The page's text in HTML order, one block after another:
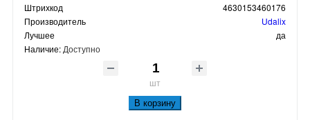
Штрихкод
4630153460176
Производитель
Udalix
Лучшее
да
Наличие: Доступно
шт
В корзину